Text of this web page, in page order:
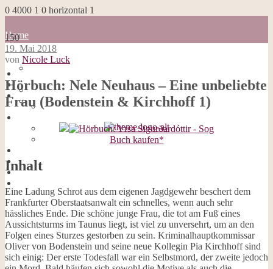
0 4000 1 0 horizontal 1
Home
Blog
about me
Impressum
Datenschutzerklärung
Cookies
Galerie
Opal-Abos
Strickblogs
Hörbücher
150
Home
Blog
about me
100 Dinge
Datenschutzerklärung
Opal-Abos
Strickblogs
19. Mai 2018
von Nicole Luck
Hörbuch: Nele Neuhaus – Eine unbeliebte
Frau (Bodenstein & Kirchhoff 1)
Buch kaufen*
Inhalt
Eine Ladung Schrot aus dem eigenen Jagdgewehr beschert dem
Frankfurter Oberstaatsanwalt ein schnelles, wenn auch sehr
hässliches Ende. Die schöne junge Frau, die tot am Fuß eines
Aussichtsturms im Taunus liegt, ist viel zu unversehrt, um an den
Folgen eines Sturzes gestorben zu sein. Kriminalhauptkommissar
Oliver von Bodenstein und seine neue Kollegin Pia Kirchhoff sind
sich einig: Der erste Todesfall war ein Selbstmord, der zweite jedoch